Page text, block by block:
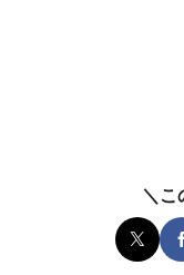
＼こ